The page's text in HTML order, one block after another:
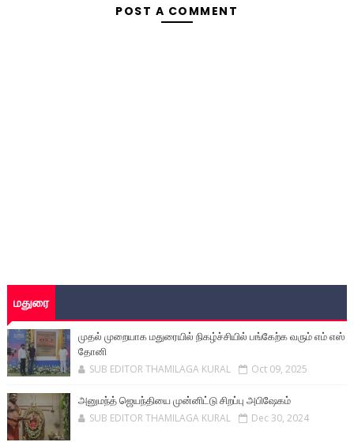
POST A COMMENT
மதுரை
முதல் முறையாக மதுரையில் நிகழ்ச்சியில் பங்கேற்க வரும் எம் எஸ்
தோனி
SUB EDITOR THAMILAGA KURAL Oct 09, 2025
அனுமந்த் ஜெயந்தியை முன்னிட்டு சிறப்பு அபிஷேகம்
SUB EDITOR THAMILAGA KURAL Dec 30, 2024